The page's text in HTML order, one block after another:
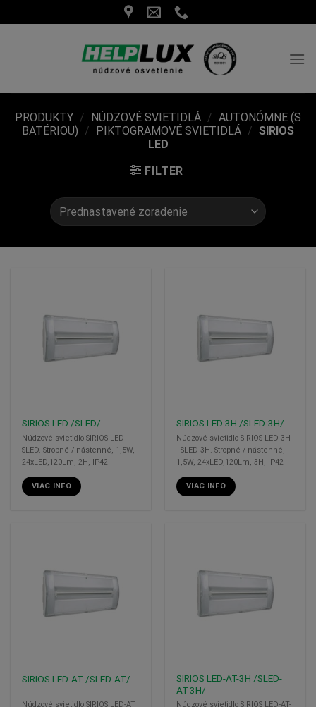
to
PRODUKTY / NÚDZOVÉ SVIETIDLÁ / AUTONÓMNE (S
BATÉRIOU) / PIKTOGRAMOVÉ SVIETIDLÁ / SIRIOS
LED
FILTER
SIRIOS LED /SLED/
Núdzové svietidlo SIRIOS LED -
SLED. Stropné / nástenné, 1,5W,
24xLED,120Lm, 2H, IP42
VIAC INFO
SIRIOS LED 3H /SLED-3H/
Núdzové svietidlo SIRIOS LED 3H
- SLED-3H. Stropné / nástenné,
1,5W, 24xLED,120Lm, 3H, IP42
VIAC INFO
SIRIOS LED-AT /SLED-AT/
Núdzové svietidlo SIRIOS LED-AT
SIRIOS LED-AT-3H /SLED-
AT-3H/
Núdzové svietidlo SIRIOS LED-AT-